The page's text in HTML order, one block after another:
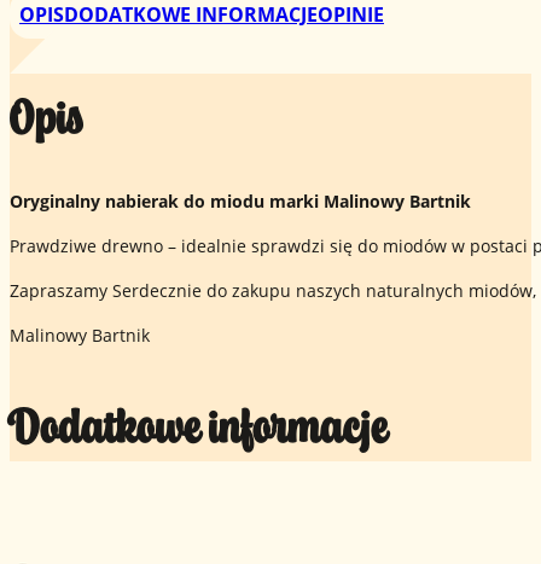
OPISDODATKOWE INFORMACJEOPINIE
Opis
Oryginalny nabierak do miodu marki Malinowy Bartnik
Prawdziwe drewno – idealnie sprawdzi się do miodów w postaci
Zapraszamy Serdecznie do zakupu naszych naturalnych
Malinowy Bartnik
Dodatkowe informacje